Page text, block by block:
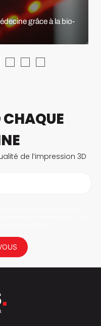
grâce à la bio-
CHAQUE
de l’impression 3D